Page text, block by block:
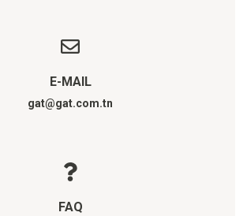
E-MAIL
gat@gat.com.tn
FAQ